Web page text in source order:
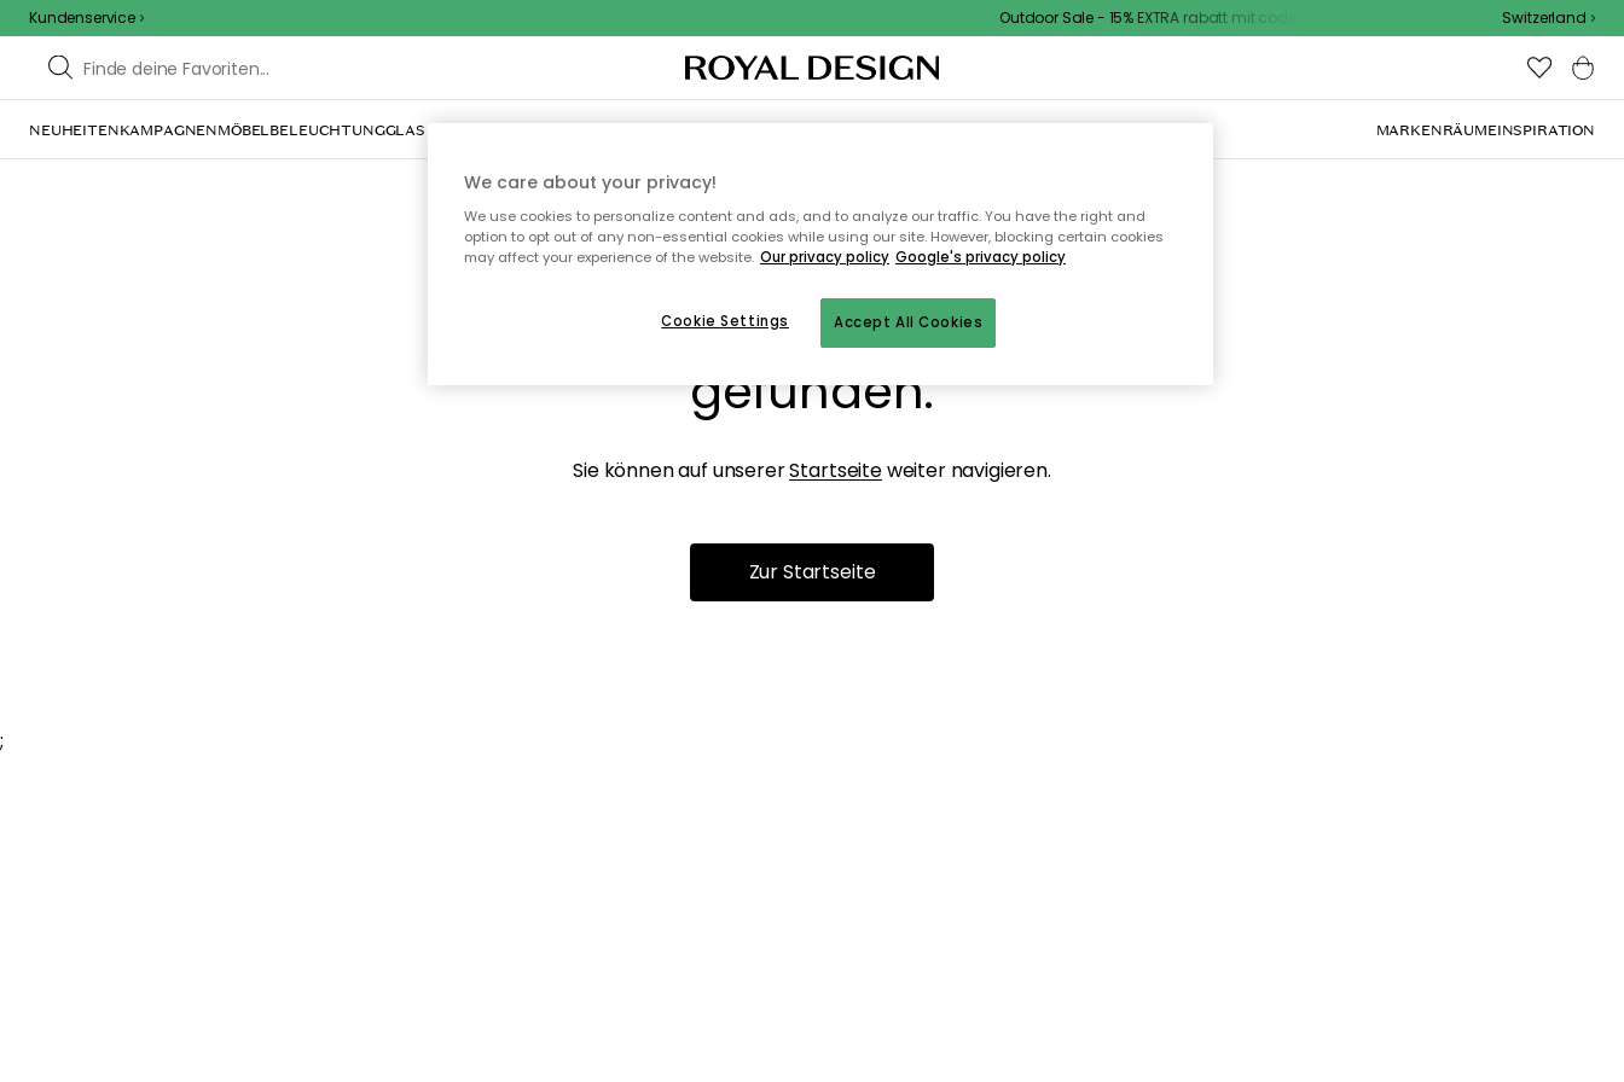
Kundenservice Outdoor Sale - 15% EXTRA rabatt mit code Switzerland
NEUHEITENKAMPAGNENMÖBELBELEUCHTUNGGLAS & GESCHIRRINNENEINRICHTUNGTEXTILIEN & TEPPICHEKÜCHEAUFBEWAHRUNGOUTDOOR-MÖBEL MARKENRÄUMEINSPIRATION
Ooops, die Seite wurde nicht
gefunden.
Sie können auf unsererStartseiteweiter navigieren.
Zur Startseite
;
We care about your privacy!
We use cookies to personalize content and ads, and to analyze our traffic. You have the right and
option to opt out of any non-essential cookies while using our site. However, blocking certain cookies
may affect your experience of the website. Our privacy policy Google's privacy policy
Accept All Cookies
Cookie Settings